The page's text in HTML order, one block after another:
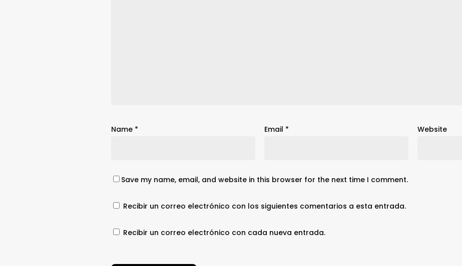
Name * Email * Website
Save my name, email, and website in this browser for the next time I comment.
Recibir un correo electrónico con los siguientes comentarios a esta entrada.
Recibir un correo electrónico con cada nueva entrada.